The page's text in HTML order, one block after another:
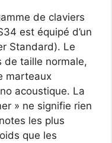
de claviers
est équipé d’un
Standard). Le
de taille normale,
marteaux
acoustique. La
» ne signifie rien
les plus
que les